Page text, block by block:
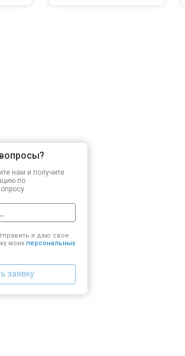
нам и получите
по
я даю свое
моих персональных
заявку